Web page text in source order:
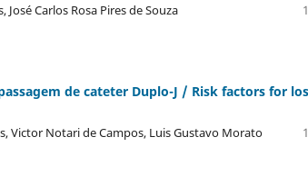
Carlos Rosa Pires de Souza
de cateter Duplo-J / Risk factors for
Victor Notari de Campos, Luis Gustavo Morato